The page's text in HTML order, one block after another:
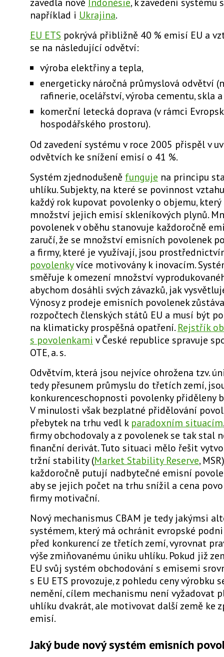
například i Ukrajina.
EU ETS pokrývá přibližně 40 % emisí EU a
se na následující odvětví:
výroba elektřiny a tepla,
energeticky náročná průmyslová odvětví
rafinerie, ocelářství, výroba cementu, skla
komerční letecká doprava (v rámci
hospodářského prostoru).
Od zavedení systému v roce 2005 přispěl v
odvětvích ke snížení emisí o 41 %.
Systém zjednodušeně funguje na principu
uhlíku. Subjekty, na které se povinnost
každý rok kupovat povolenky o objemu,
množství jejich emisí skleníkových plynů.
povolenek v oběhu stanovuje každoročně
zaručí, že se množství emisních povolenek
a firmy, které je využívají, jsou
povolenkyvíce motivovány k inovacím.
směřuje k omezení množství
abychom dosáhli svých závazků, jak
Výnosy z prodeje emisních povolenek
rozpočtech členských států EU a musí být
na klimaticky prospěšná opatření. Rejstřík
s povolenkami v České republice spravuje
OTE, a. s.
Odvětvím, která jsou nejvíce ohrožena tzv.
tedy přesunem průmyslu do třetích zemí,
konkurenceschopnosti povolenky přiděleny
V minulosti však bezplatné přidělování
přebytek na trhu vedl k paradoxním situacím
firmy obchodovaly a z povolenek se tak stal
finanční derivát. Tuto situaci mělo řešit
tržní stability (Market Stability Reserve,
každoročně putují nadbytečné emisní
aby se jejich počet na trhu snížil a cena
firmy motivační.
Nový mechanismus CBAM je tedy jakýmsi
systémem, který má ochránit evropské
před konkurencí ze třetích zemí, vyrovnat
výše zmiňovanému úniku uhlíku. Pokud již
EU svůj systém obchodování s emisemi
s EU ETS provozuje, z pohledu ceny výrobku
nemění, cílem mechanismu není vyžadovat
uhlíku dvakrát, ale motivovat další země ke
emisí.
Jaký bude nový systém emisních